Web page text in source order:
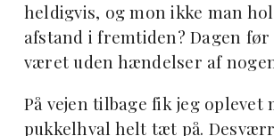
heldigvis, og mon ikke man
afstand i fremtiden? Dagen før
været uden hændelser af
På vejen tilbage fik jeg oplevet
pukkelhval helt tæt på.